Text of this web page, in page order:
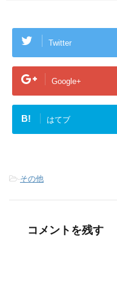
Twitter
Google+
B! はてブ
-その他
コメントを残す